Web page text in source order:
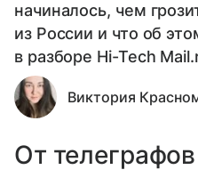
начиналось, чем
из России и что об
в разборе Hi-Tech
Виктория
От